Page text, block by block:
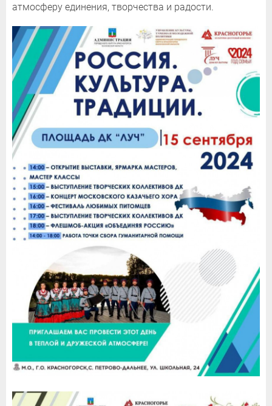
атмосферу единения, творчества и радости.